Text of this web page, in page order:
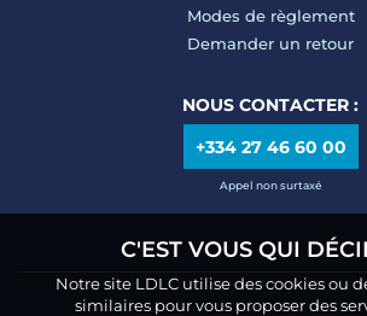
Modes de règlement
Demander un retour
NOUS CONTACTER :
+334 27 46 60 00
Appel non surtaxé
C'EST VOUS QUI
Notre site LDLC utilise des cookies ou
similaires pour vous proposer des